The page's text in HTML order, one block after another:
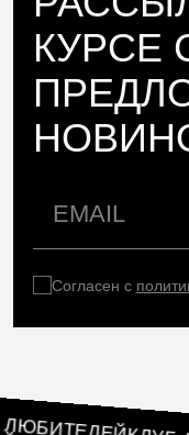
КУРСЕ
Согласен с